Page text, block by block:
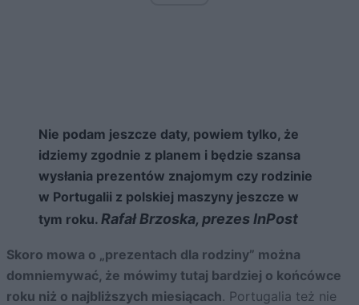
Nie podam jeszcze daty, powiem tylko, że
idziemy zgodnie z planem i będzie szansa
wysłania prezentów znajomym czy rodzinie
w Portugalii z polskiej maszyny jeszcze w
tym roku. Rafał Brzoska, prezes InPost
Skoro mowa o „prezentach dla rodziny” można
domniemywać, że mówimy tutaj bardziej o końcówce
roku niż o najbliższych miesiącach. Portugalia też nie